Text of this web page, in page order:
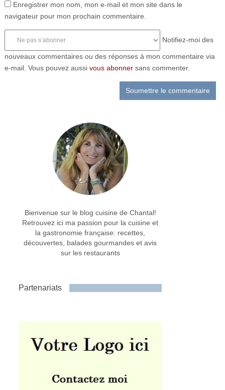
Enregistrer mon nom, mon e-mail et mon site dans le
navigateur pour mon prochain commentaire.
Notifiez-moi des
nouveaux commentaires ou des réponses à mon commentaire via
e-mail. Vous pouvez aussi vous abonnersans commenter.
Bienvenue sur le blog cuisine de Chantal!
Retrouvez ici ma passion pour la cuisine et
la gastronomie française: recettes,
découvertes, balades gourmandes et avis
sur les restaurants
Partenariats